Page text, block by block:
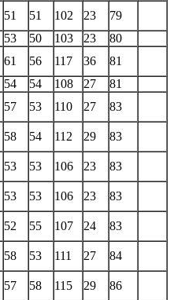
51 51 102 23
79
53 50 103 23
80
61 56 117 36
81
54 54 108 27
81
57 53 110 27 83
58 54 112 29 83
53 53 106 23 83
53 53 106 23 83
52 55 107 24 83
58 53 111 27 84
57 58 115 29 86